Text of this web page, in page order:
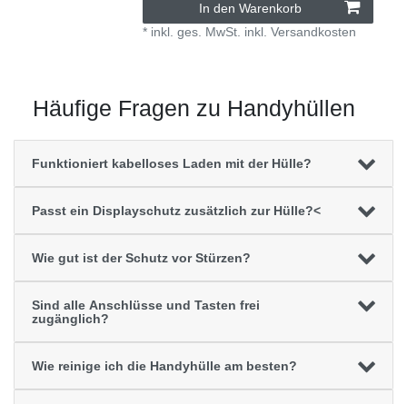
In den Warenkorb
* inkl. ges. MwSt. inkl.Versandkosten
Häufige Fragen zu Handyhüllen
Funktioniert kabelloses Laden mit der Hülle?
Passt ein Displayschutz zusätzlich zur Hülle?<
Wie gut ist der Schutz vor Stürzen?
Sind alle Anschlüsse und Tasten frei
zugänglich?
Wie reinige ich die Handyhülle am besten?